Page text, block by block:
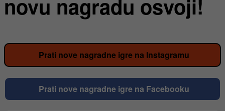
novu nagradu osvoji!
Prati nove nagradne igre na Instagramu
Prati nove nagradne igre na Facebooku